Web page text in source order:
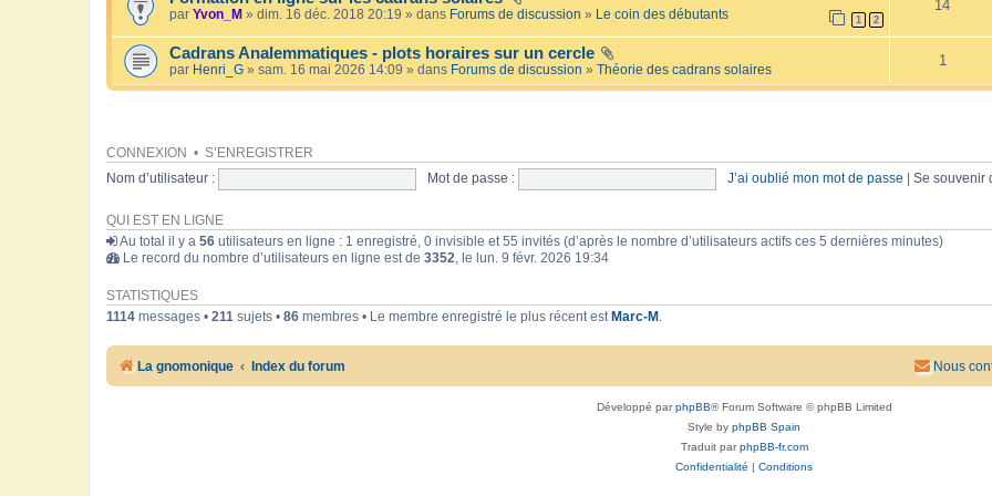
i
l
e
l
a
i
s
1 2
par Yvon_M » dim. 16 déc. 2018 20:19 » dans Forums de discussion » Le coin des débutants
14
Cadrans Analemmatiques - plots horaires sur un cercle
par Henri_G » sam. 16 mai 2026 14:09 » dans Forums de discussion » Théorie des cadrans solaires
1
CONNEXION • S’ENREGISTRER
Nom d’utilisateur : Mot de passe : J’ai oublié mon mot de passe Se souvenir
QUI EST EN LIGNE
Au total il y a 56 utilisateurs en ligne : 1 enregistré, 0 invisible et 55 invités (d’après le nombre d’utilisateurs actifs ces 5 dernières minutes)
Le record du nombre d’utilisateurs en ligne est de 3352 , le lun. 9 févr. 2026 19:34
STATISTIQUES
1114 messages • 211 sujets • 86 membres • Le membre enregistré le plus récent est Marc-M
La gnomonique Index du forum Nous
Développé parphpBB® Forum Software © phpBB Limited
Style by phpBB Spain
Traduit parphpBB-fr.com
Confidentialité | Conditions